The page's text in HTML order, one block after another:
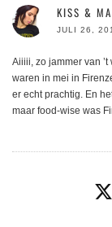
KISS &
JULI 26,
Aiiiii, zo jammer van
waren in mei in
er echt prachtig. En
maar food-wise was